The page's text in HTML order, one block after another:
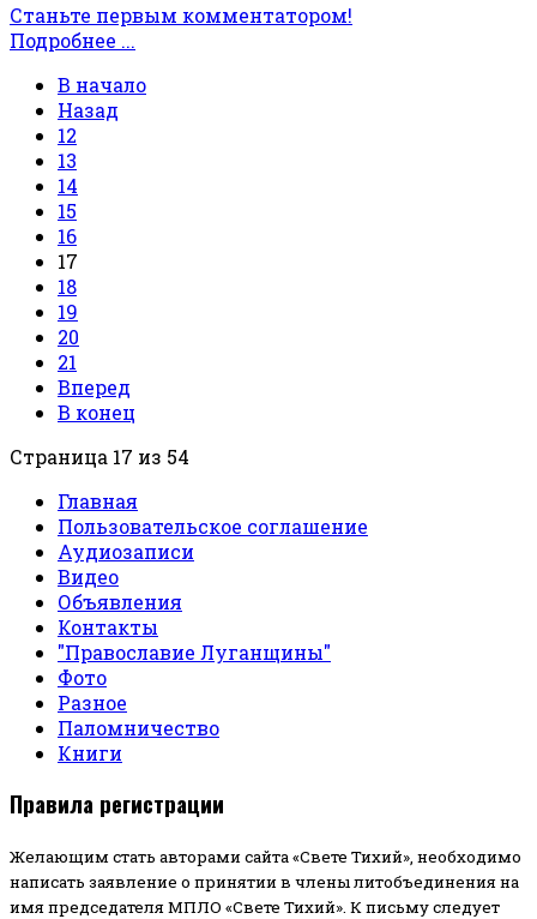
Станьте первым комментатором!
Подробнее ...
В начало
Назад
12
13
14
15
16
17
18
19
20
21
Вперед
В конец
Страница 17 из 54
Главная
Пользовательское соглашение
Аудиозаписи
Видео
Объявления
Контакты
"Православие Луганщины"
Фото
Разное
Паломничество
Книги
Правила регистрации
Желающим стать авторами сайта «Свете Тихий», необходимо
написать заявление о принятии в члены литобъединения на
имя председателя МПЛО «Свете Тихий». К письму следует